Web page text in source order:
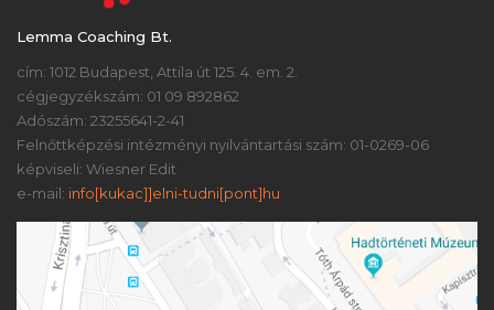
Lemma Coaching Bt.
cím: 1012 Budapest, Attila út 125. 4. em. 2.
cégjegyzékszám: 01 09 892862
Adószám: 23255641-2-41
Felnőttképzési intézményi nyilvántartási szám: 01-0269-06
képviseli: Wiesner Edit
e-mail: info[kukac]]elni-tudni[pont]hu